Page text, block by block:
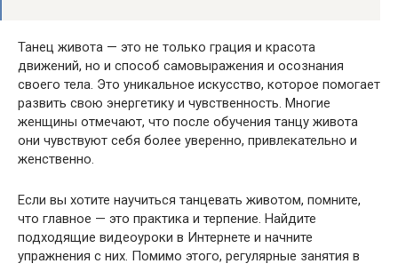
Танец живота — это не только грация и красота
движений, но и способ самовыражения и осознания
своего тела. Это уникальное искусство, которое помогает
развить свою энергетику и чувственность. Многие
женщины отмечают, что после обучения танцу живота
они чувствуют себя более уверенно, привлекательно и
женственно.
Если вы хотите научиться танцевать животом, помните,
что главное — это практика и терпение. Найдите
подходящие видеоуроки в Интернете и начните
упражнения с них. Помимо этого, регулярные занятия в